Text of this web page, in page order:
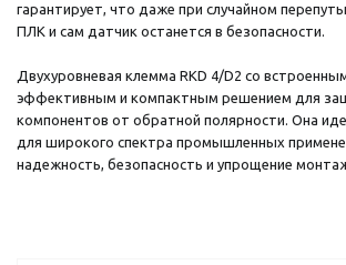
гарантирует, что даже при случайном
ПЛК и сам датчик останется в безопасности.
Двухуровневая клемма RKD 4/D2 со
эффективным и компактным решением для
компонентов от обратной полярности. Она
для широкого спектра промышленных
надежность, безопасность и упрощение